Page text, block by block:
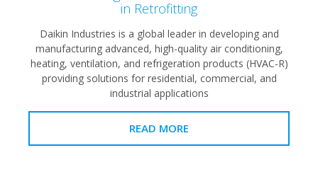
in Retrofitting
Daikin Industries is a global leader in developing
manufacturing advanced, high-quality air
heating, ventilation, and refrigeration products
providing solutions for residential, commercial,
industrial applications
READ MORE